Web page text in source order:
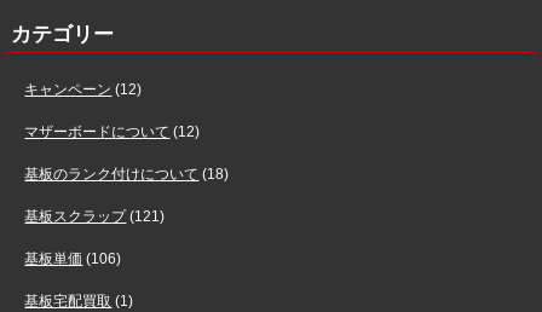
カテゴリー
キャンペーン (12)
マザーボードについて (12)
基板のランク付けについて (18)
基板スクラップ(121)
基板単価 (106)
基板宅配買取 (1)